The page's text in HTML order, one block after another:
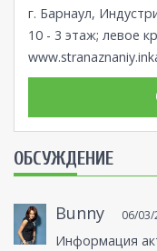
г. Барнаул,
10 - 3 этаж; левое
ОБСУЖДЕНИЕ
Bunny 06/03/
Информация